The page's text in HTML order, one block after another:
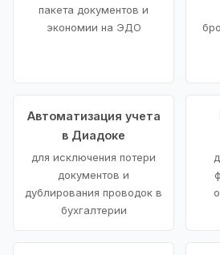
пакета документов и
экономии на ЭДО
Автоматизация учета
в Диадоке
для исключения потери
документов и
дублирования проводок в
бухгалтерии